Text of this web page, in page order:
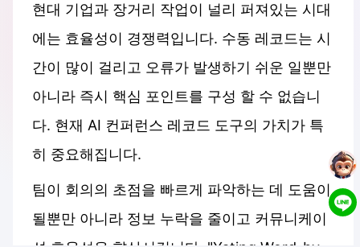
현대 기업과 장거리 작업이 널리 퍼져있는 시대
에는 효율성이 경쟁력입니다. 수동 레코드는 시
간이 많이 걸리고 오류가 발생하기 쉬운 일뿐만
아니라 즉시 핵심 포인트를 구성 할 수 없습니
다. 현재 AI 컨퍼런스 레코드 도구의 가치가 특
히 중요해집니다.
팀이 회의의 초점을 빠르게 파악하는 데 도움이
될뿐만 아니라 정보 누락을 줄이고 커뮤니케이